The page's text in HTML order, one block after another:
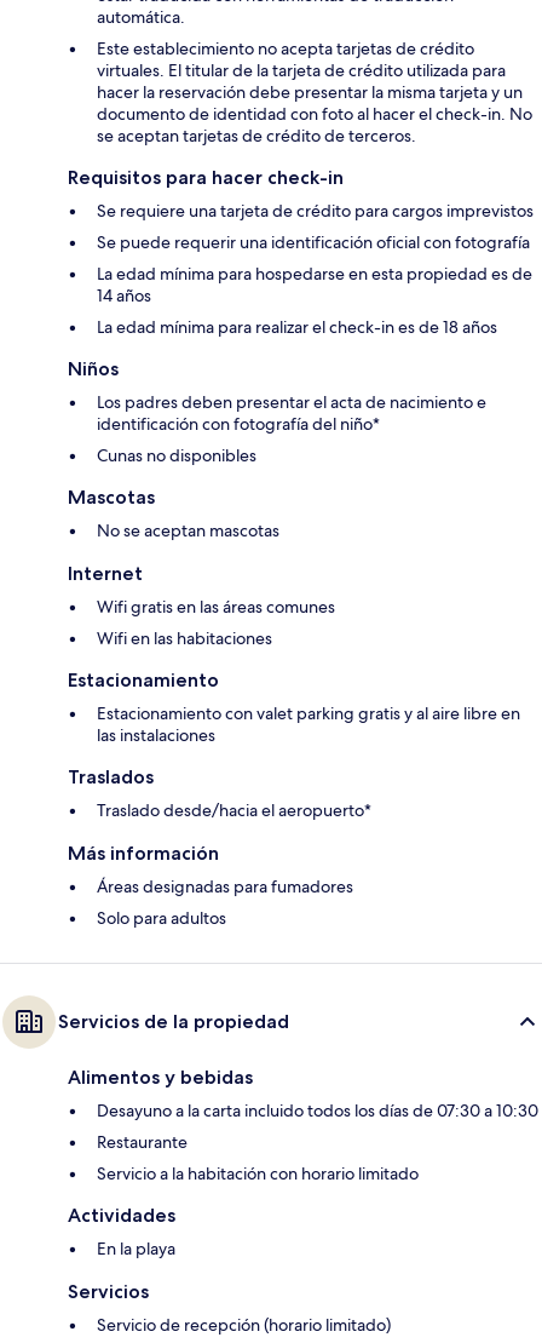
automática.
Este establecimiento no acepta tarjetas de crédito
virtuales. El titular de la tarjeta de crédito utilizada para
hacer la reservación debe presentar la misma tarjeta y un
documento de identidad con foto al hacer el check-in. No
se aceptan tarjetas de crédito de terceros.
Requisitos para hacer check-in
Se requiere una tarjeta de crédito para cargos imprevistos
Se puede requerir una identificación oficial con fotografía
La edad mínima para hospedarse en esta propiedad es de
14 años
La edad mínima para realizar el check-in es de 18 años
Niños
Los padres deben presentar el acta de nacimiento e
identificación con fotografía del niño*
Cunas no disponibles
Mascotas
No se aceptan mascotas
Internet
Wifi gratis en las áreas comunes
Wifi en las habitaciones
Estacionamiento
Estacionamiento con valet parking gratis y al aire libre en
las instalaciones
Traslados
Traslado desde/hacia el aeropuerto*
Más información
Áreas designadas para fumadores
Solo para adultos
Servicios de la propiedad
Alimentos y bebidas
Desayuno a la carta incluido todos los días de 07:30 a 10:30
Restaurante
Servicio a la habitación con horario limitado
Actividades
En la playa
Servicios
Servicio de recepción (horario limitado)